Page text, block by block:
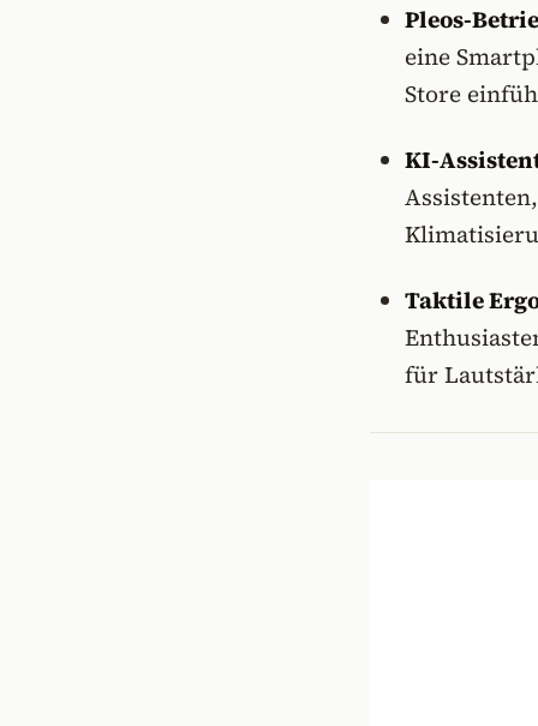
Pleos-
eine
Store
KI-
Taktile
für